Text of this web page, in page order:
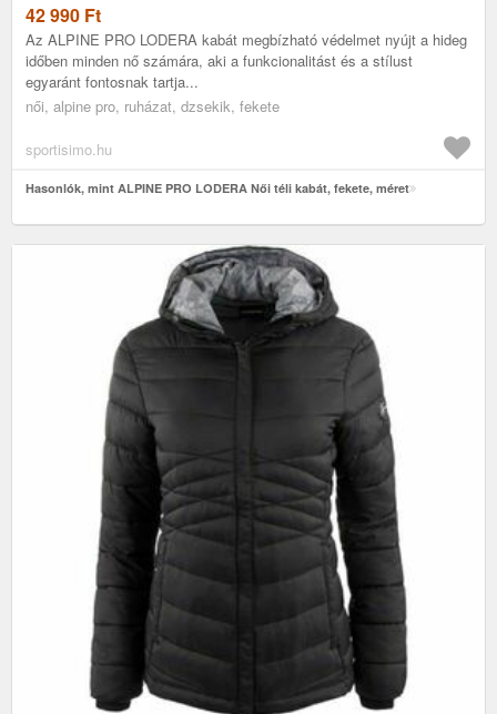
42 990 Ft
Az ALPINE PRO LODERA kabát megbízható védelmet nyújt a hideg
időben minden nő számára, aki a funkcionalitást és a stílust
egyaránt fontosnak tartja...
női, alpine pro, ruházat, dzsekik, fekete
sportisimo.hu
Hasonlók, mint ALPINE PRO LODERA Női téli kabát, fekete, méret